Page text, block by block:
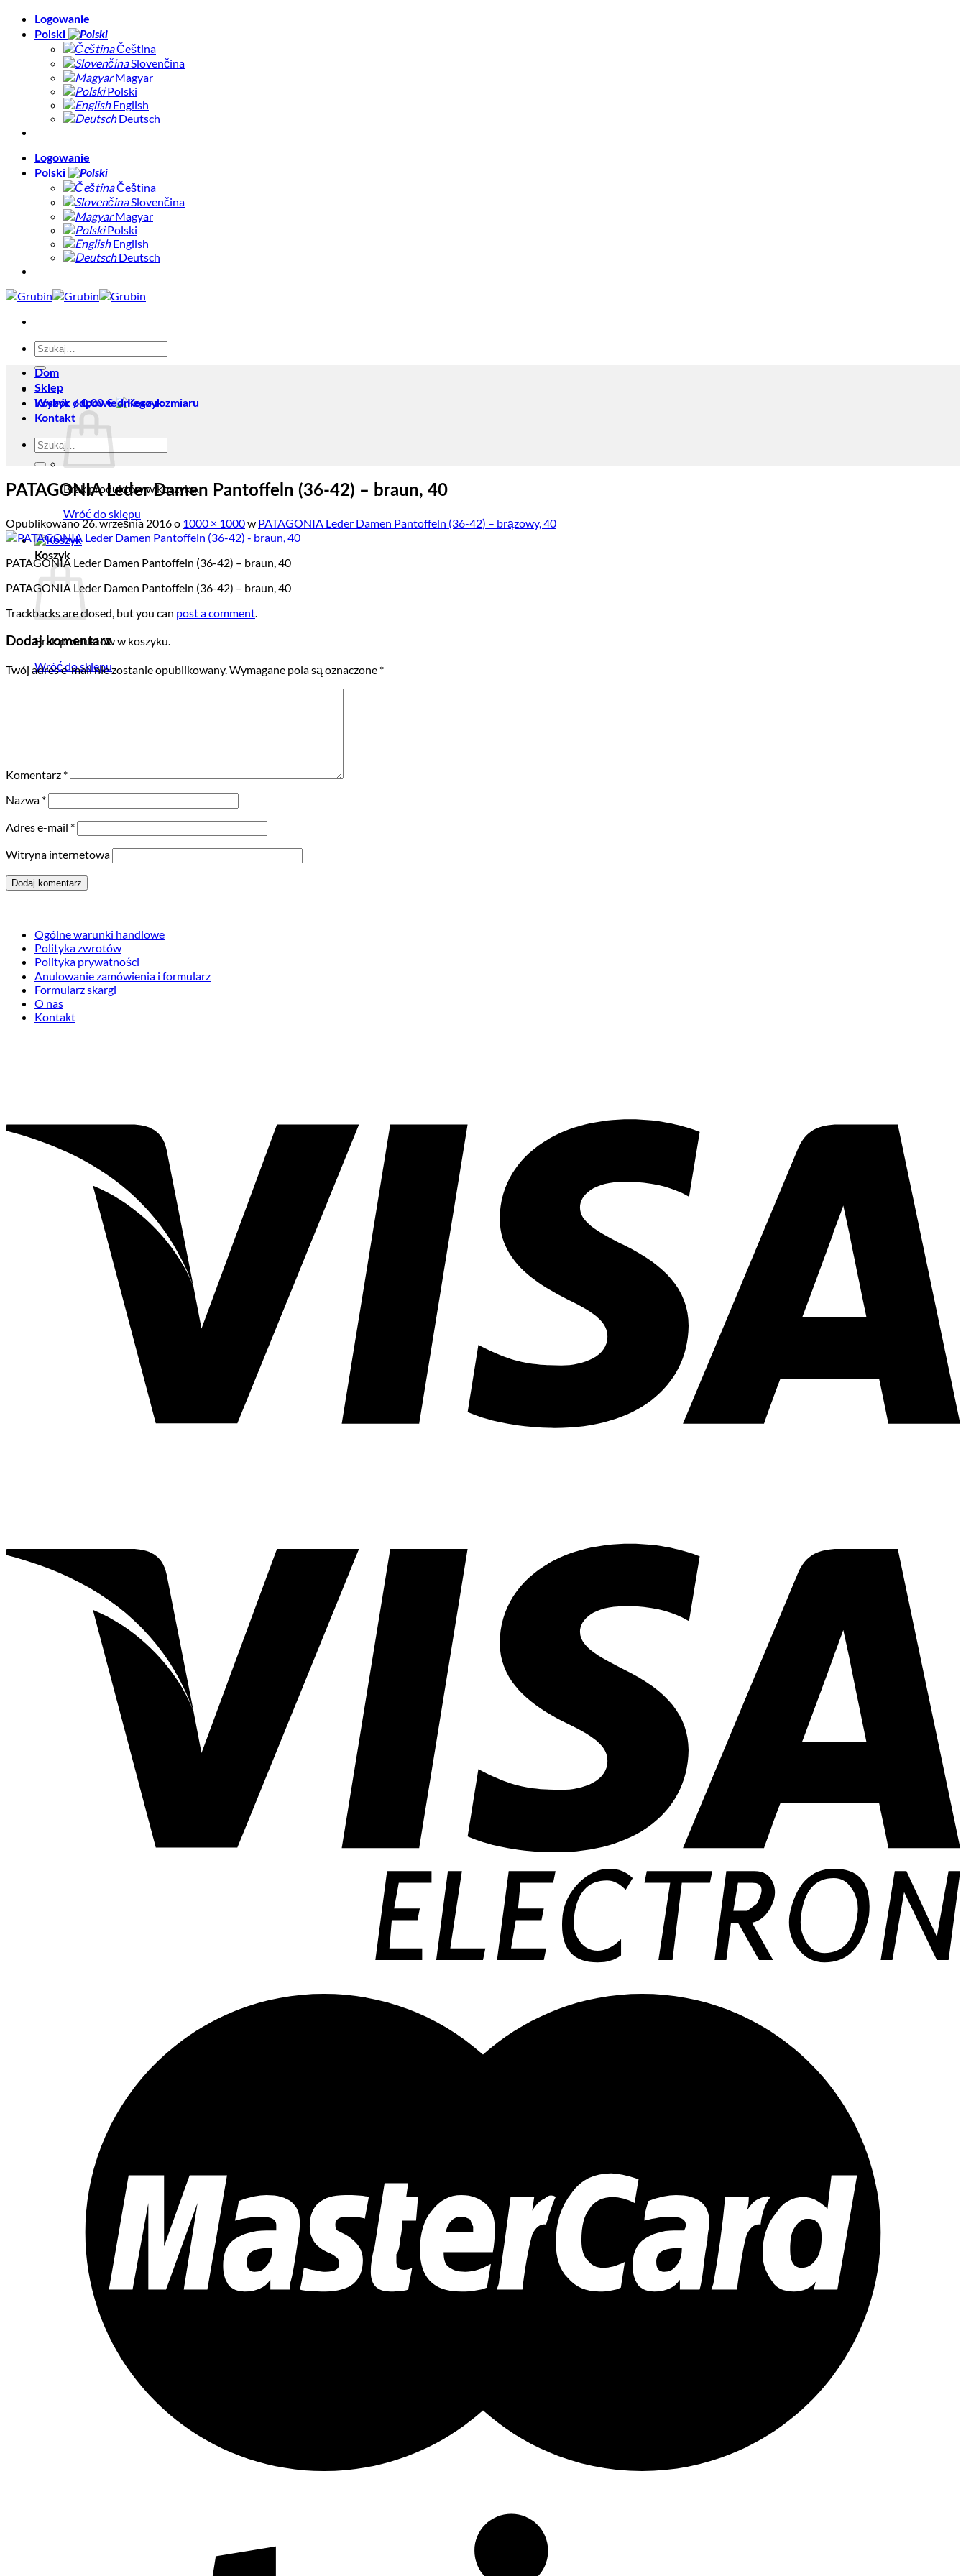
Skip
Logowanie
Polski
Čeština
Slovenčina
Magyar
Polski
English
Deutsch
Logowanie
Polski
Čeština
Slovenčina
Magyar
Polski
English
Deutsch
Szukaj:
Koszyk /0,00€
Brak produktów w koszyku.
Wróć do sklepu
Koszyk
Brak produktów w koszyku.
Wróć do sklepu
Dom
Sklep
Wybór odpowiedniego rozmiaru
Kontakt
Szukaj:
PATAGONIA Leder Damen Pantoffeln (36-42) – braun, 40
Opublikowano26. września 2016o 1000 × 1000w PATAGONIA Leder Damen Pantoffeln (36-42) – brązowy, 40
PATAGONIA Leder Damen Pantoffeln (36-42) – braun, 40
PATAGONIA Leder Damen Pantoffeln (36-42) – braun, 40
Trackbacks are closed, but you can post a comment.
Dodaj komentarz
Twój adres e-mail nie zostanie opublikowany.Wymagane pola są oznaczone *
Komentarz *
Nazwa *
Adres e-mail *
Witryna internetowa
Ogólne warunki handlowe
Polityka zwrotów
Polityka prywatności
Anulowanie zamówienia i formularz
Formularz skargi
O nas
Kontakt